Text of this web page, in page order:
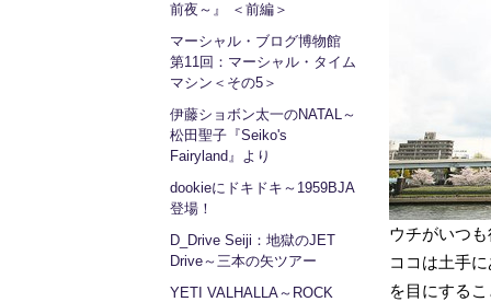
前夜～』 ＜前編＞
マーシャル・ブログ博物館
第11回：マーシャル・タイム
マシン＜その5＞
伊藤ショボン太一のNATAL～
松田聖子『Seiko's
Fairyland』より
dookieにドキドキ～1959BJA
登場！
D_Drive Seiji：地獄のJET
Drive～三本の矢ツアー
YETI VALHALLA～ROCK
ウチがいつ
ココは土手
を目にする